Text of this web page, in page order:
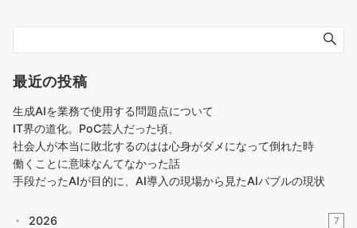
最近の投稿
生成AIを業務で使用する問題点について
IT界の道化。PoC芸人だった頃、
社会人が本当に敗北するのはは心身がダメになって倒れた時
働くことに意味なんてなかった話
手段だったAIが目的に、AI導入の現場から見たAIバブルの現状
2026 7